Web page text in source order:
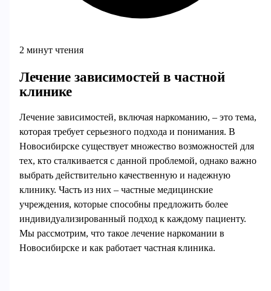
2 минут чтения
Лечение зависимостей в частной
клинике
Лечение зависимостей, включая наркоманию, – это тема,
которая требует серьезного подхода и понимания. В
Новосибирске существует множество возможностей для
тех, кто сталкивается с данной проблемой, однако важно
выбрать действительно качественную и надежную
клинику. Часть из них – частные медицинские
учреждения, которые способны предложить более
индивидуализированный подход к каждому пациенту.
Мы рассмотрим, что такое лечение наркомании в
Новосибирске и как работает частная клиника.